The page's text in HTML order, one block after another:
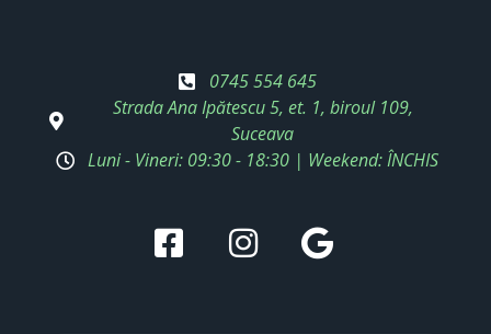
0745 554 645
Strada Ana Ipătescu 5, et. 1, biroul 109,
Suceava
Luni - Vineri: 09:30 - 18:30 | Weekend: ÎNCHIS